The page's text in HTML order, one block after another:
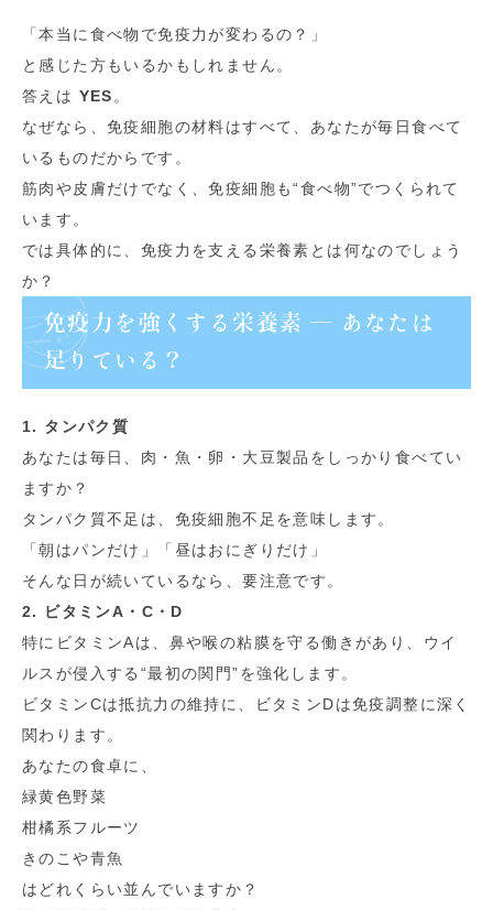
「本当に食べ物で免疫力が変わるの？」
と感じた方もいるかもしれません。
答えは YES。
なぜなら、免疫細胞の材料はすべて、あなたが毎日食べて
いるものだからです。
筋肉や皮膚だけでなく、免疫細胞も“食べ物”でつくられて
います。
では具体的に、免疫力を支える栄養素とは何なのでしょう
か？
免疫力を強くする栄養素 ― あなたは
足りている？
1. タンパク質
あなたは毎日、肉・魚・卵・大豆製品をしっかり食べてい
ますか？
タンパク質不足は、免疫細胞不足を意味します。
「朝はパンだけ」「昼はおにぎりだけ」
そんな日が続いているなら、要注意です。
2. ビタミンA・C・D
特にビタミンAは、鼻や喉の粘膜を守る働きがあり、ウイ
ルスが侵入する“最初の関門”を強化します。
ビタミンCは抵抗力の維持に、ビタミンDは免疫調整に深く
関わります。
あなたの食卓に、
緑黄色野菜
柑橘系フルーツ
きのこや青魚
はどれくらい並んでいますか？